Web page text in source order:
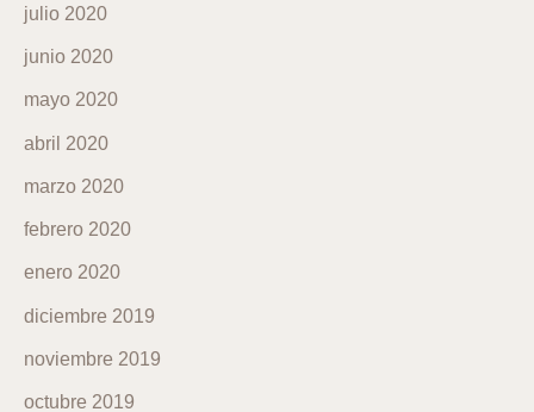
julio 2020
junio 2020
mayo 2020
abril 2020
marzo 2020
febrero 2020
enero 2020
diciembre 2019
noviembre 2019
octubre 2019